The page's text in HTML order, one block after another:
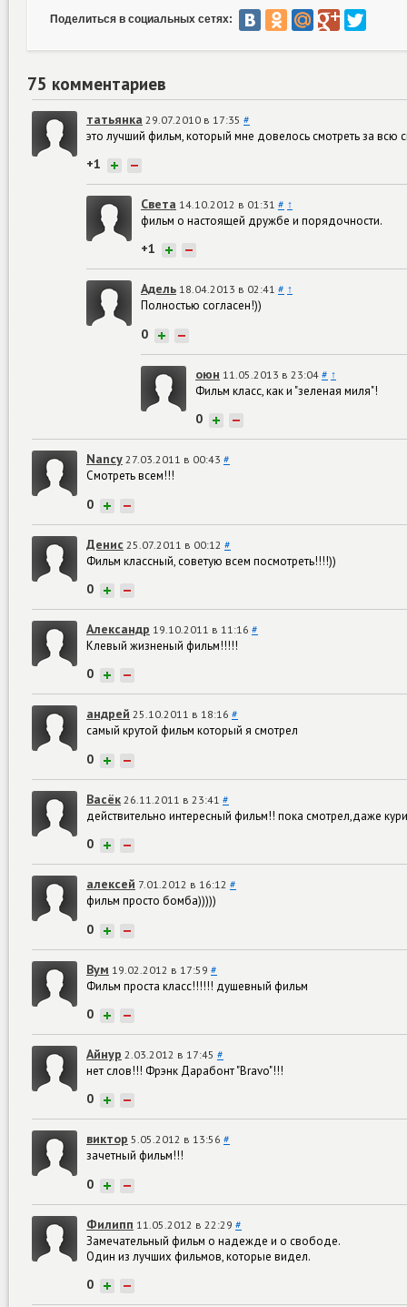
Поделиться в социальных сетях:
75 комментариев
татьянка 29.07.2010 в 17:35 #
это лучший фильм, который мне довелось смотреть за
+1 + −
Света 14.10.2012 в 01:31 # ↑
фильм о настоящей дружбе и порядочности.
+1 + −
Адель 18.04.2013 в 02:41 # ↑
Полностью согласен!))
0 + −
оюн 11.05.2013 в 23:04 # ↑
Фильм класс, как и "зеленая миля"!
0 + −
Nancy 27.03.2011 в 00:43 #
Смотреть всем!!!
0 + −
Денис 25.07.2011 в 00:12 #
Фильм классный, советую всем посмотреть!!!!))
0 + −
Александр 19.10.2011 в 11:16 #
Клевый жизненый фильм!!!!!
0 + −
андрей 25.10.2011 в 18:16 #
самый крутой фильм который я смотрел
0 + −
Васёк 26.11.2011 в 23:41 #
действительно интересный фильм!! пока смотрел,даже
0 + −
алексей 7.01.2012 в 16:12 #
фильм просто бомба)))))
0 + −
Вум 19.02.2012 в 17:59 #
Фильм проста класс!!!!!! душевный фильм
0 + −
Айнур 2.03.2012 в 17:45 #
нет слов!!! Фрэнк Дарабонт "Bravo"!!!
0 + −
виктор 5.05.2012 в 13:56 #
зачетный фильм!!!
0 + −
Филипп 11.05.2012 в 22:29 #
Замечательный фильм о надежде и о свободе.
Один из лучших фильмов, которые видел.
0 + −